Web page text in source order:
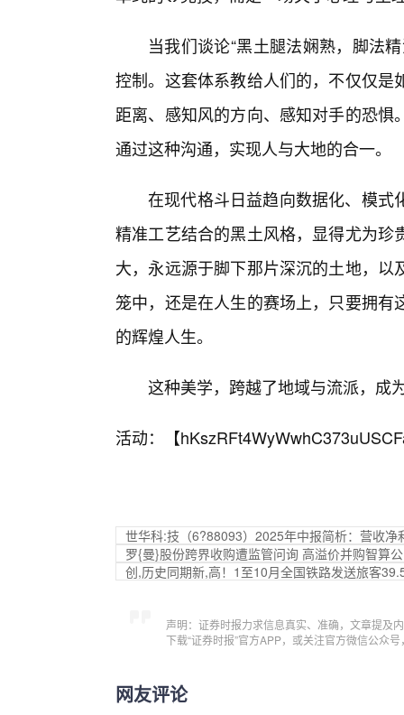
当我们谈论“黑土腿法娴熟，脚法
控制。这套体系教给人们的，不仅仅
距离、感知风的方向、感知对手的恐
通过这种沟通，实现人与大地的合一。
在现代格斗日益趋向数据化、模式
精准工艺结合的黑土风格，显得尤为
大，永远源于脚下那片深沉的土地，
笼中，还是在人生的赛场上，只要拥
的辉煌人生。
这种美学，跨越了地域与流派，成
活动：【
世华科:技（6?88093）2025年中报简析：营收
罗{曼}股份跨界收购遭监管问询 高溢价并购智算
创,历史同期新,高！1至10月全国铁路发送旅客
声明：证券时报力求信息真实、准确，文章提及
下载“证券时报”官方APP，或关注官方微信公众
网友评论